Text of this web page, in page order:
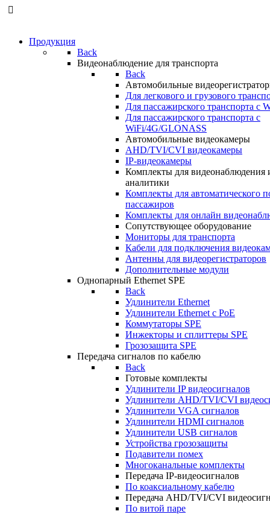
Продукция
Back
Видеонаблюдение для транспорта
Back
Автомобильные
Для легкового и грузового
Для пассажирского транспорта с
Для пассажирского транспорта с
WiFi/4G/GLONASS
Автомобильные видеокамеры
AHD/TVI/CVI видеокамеры
IP-видеокамеры
Комплекты для видеонаблюдения
аналитики
Комплекты для автоматического
пассажиров
Комплекты для онлайн
Сопутствующее оборудование
Мониторы для транспорта
Кабели для подключения
Антенны для видеорегистраторов
Дополнительные модули
Однопарный Ethernet SPE
Back
Удлинители Ethernet
Удлинители Ethernet c PoE
Коммутаторы SPE
Инжекторы и сплиттеры SPE
Грозозащита SPE
Передача сигналов по кабелю
Back
Готовые комплекты
Удлинители IP видеосигналов
Удлинители AHD/TVI/CVI
Удлинители VGA сигналов
Удлинители HDMI сигналов
Удлинители USB сигналов
Устройства грозозащиты
Подавители помех
Многоканальные комплекты
Передача IP-видеосигналов
По коаксиальному кабелю
Передача AHD/TVI/CVI
По витой паре